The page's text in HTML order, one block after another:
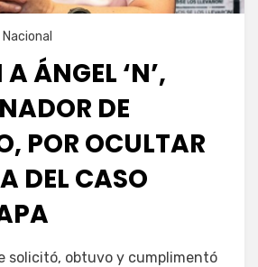
Nacional
ÁNGEL ‘N’,
DE
POR OCULTAR
DEL CASO
Servín
solicitó, obtuvo y cumplimentó